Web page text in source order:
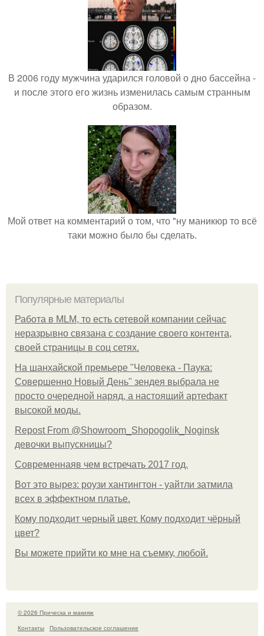
В 2006 году мужчина ударился головой о дно бассейна -
и после этого его жизнь изменилась самым странным
образом.
Мой ответ на комментарий о том, что "ну маникюр то всё
таки можно было бы сделать.
Популярные материалы
Работа в MLM, то есть сетевой компании сейчас
неразрывно связана с создание своего контента,
своей страницы в соц сетях.
На шанхайской премьере "Человека - Паука:
Совершенно Новый День" зендея выбрала не
просто очередной наряд, а настоящий артефакт
высокой моды.
Repost From @Showroom_Shopogolik_Noginsk
девочки выпускницы?
Современнаяв чем встречать 2017 год.
Вот это вырез: роузи хантингтон - уайтли затмила
всех в эффектном платьe.
Кому подходит черный цвет. Кому подходит чёрный
цвет?
Вы можете прийти ко мне на съемку, любой.
© 2026 Прическа и макияж
Контакты
Пользовательское соглашение